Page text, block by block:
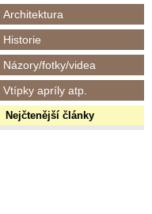
Architektura
Historie
Názory/fotky/videa
Vtípky apríly atp.
Nejčtenější články